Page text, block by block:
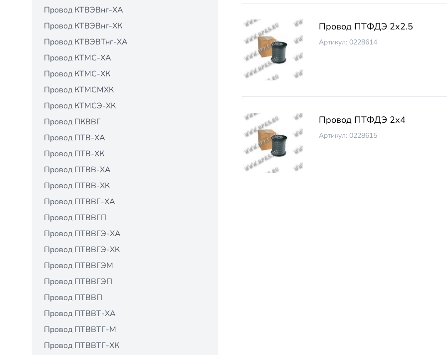
Провод КТВЭВнг-ХА
Провод КТВЭВнг-ХК
Провод КТВЭВТнг-ХА
Провод КТМС-ХА
Провод КТМС-ХК
Провод КТМСМХК
Провод КТМСЭ-ХК
Провод ПКВВГ
Провод ПТВ-ХА
Провод ПТВ-ХК
Провод ПТВВ-ХА
Провод ПТВВ-ХК
Провод ПТВВГ-ХА
Провод ПТВВГП
Провод ПТВВГЭ-ХА
Провод ПТВВГЭ-ХК
Провод ПТВВГЭМ
Провод ПТВВГЭП
Провод ПТВВП
Провод ПТВВТ-ХА
Провод ПТВВТГ-М
Провод ПТВВТГ-ХК
Провод ПТФДЭ 2х2.5
Артикул: 0228614
Провод ПТФДЭ 2х4
Артикул: 0228615